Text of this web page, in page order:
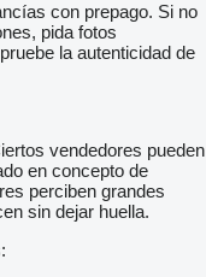
con prepago. Si no
pida fotos
la autenticidad de
vendedores pueden
en concepto de
perciben grandes
sin dejar huella.